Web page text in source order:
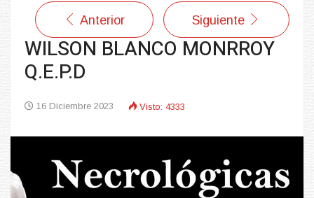
Anterior Siguiente
WILSON BLANCO MONRROY
Q.E.P.D
16 Diciembre 2023 Visto: 4333